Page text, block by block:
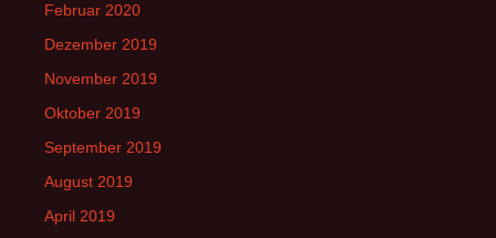
Februar 2020
Dezember 2019
November 2019
Oktober 2019
September 2019
August 2019
April 2019